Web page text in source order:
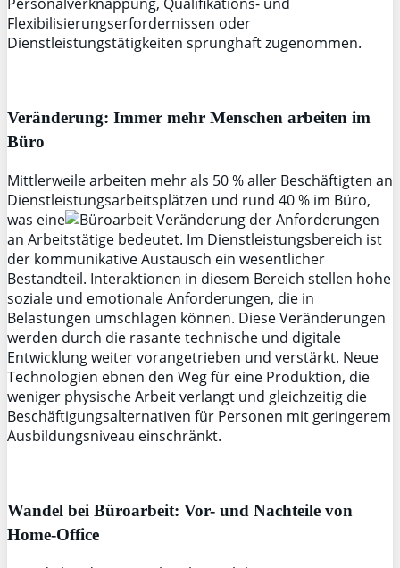
Personalverknappung, Qualifikations- und
Flexibilisierungserfordernissen oder
Dienstleistungstätigkeiten sprunghaft zugenommen.
Veränderung: Immer mehr Menschen arbeiten im
Büro
Mittlerweile arbeiten mehr als 50 % aller Beschäftigten an
Dienstleistungsarbeitsplätzen und rund 40 % im Büro,
was eine
Veränderung der Anforderungen
an Arbeitstätige bedeutet. Im Dienstleistungsbereich ist
der kommunikative Austausch ein wesentlicher
Bestandteil. Interaktionen in diesem Bereich stellen hohe
soziale und emotionale Anforderungen, die in
Belastungen umschlagen können. Diese Veränderungen
werden durch die rasante technische und digitale
Entwicklung weiter vorangetrieben und verstärkt. Neue
Technologien ebnen den Weg für eine Produktion, die
weniger physische Arbeit verlangt und gleichzeitig die
Beschäftigungsalternativen für Personen mit geringerem
Ausbildungsniveau einschränkt.
Wandel bei Büroarbeit: Vor- und Nachteile von
Home-Office